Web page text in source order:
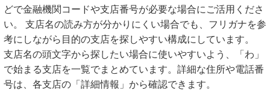
どで金融機関コードや支店番号が必要な場合にご活用くださ
い。 支店名の読み方が分かりにくい場合でも、フリガナを参
考にしながら目的の支店を探しやすい構成にしています。
支店名の頭文字から探したい場合に使いやすいよう、「わ」
で始まる支店を一覧でまとめています。詳細な住所や電話番
号は、各支店の「詳細情報」から確認できます。